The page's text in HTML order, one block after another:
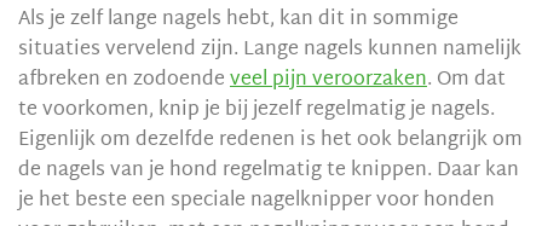
Als je zelf lange nagels hebt, kan dit in sommige
situaties vervelend zijn. Lange nagels kunnen namelijk
afbreken en zodoendeveel pijn veroorzaken. Om dat
te voorkomen, knip je bij jezelf regelmatig je nagels.
Eigenlijk om dezelfde redenen is het ook belangrijk om
de nagels van je hond regelmatig te knippen. Daar kan
je het beste een speciale nagelknipper voor honden